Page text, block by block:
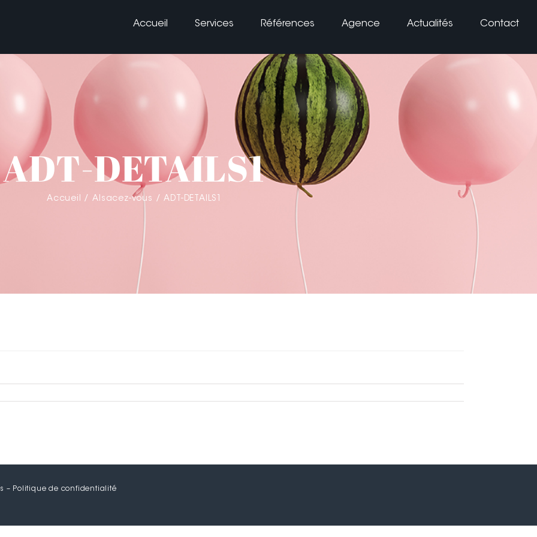
Accueil Services Références Agence Actualités Contact
ADT-DETAILS1
Accueil Alsacez-vous ADT-DETAILS1
– Politique de confidentialité